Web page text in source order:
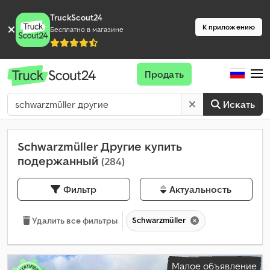
TruckScout24
Бесплатно в магазине К приложению
Искать
Продать
Schwarzmüller Другие купить
подержанный (284)
Фильтр Актуальность
Удалить все фильтры Schwarzmüller
Малое объявление